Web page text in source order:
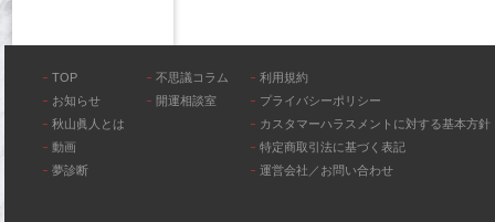
TOP
お知らせ
秋山眞人とは
動画
夢診断
不思議コラム
開運相談室
利用規約
プライバシーポリシー
カスタマーハラスメントに対する基本方針
特定商取引法に基づく表記
運営会社／お問い合わせ